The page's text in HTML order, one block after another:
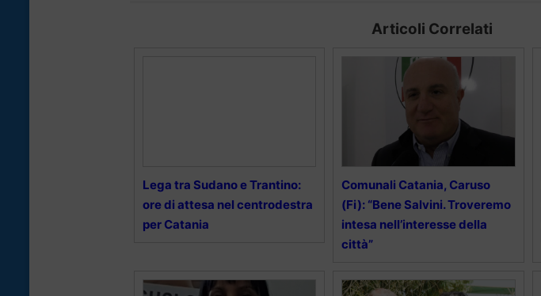
Articoli Correlati
Lega tra Sudano e Trantino:
ore di attesa nel centrodestra
per Catania
Comunali Catania, Caruso
(Fi): “Bene Salvini. Troveremo
intesa nell’interesse della
città”